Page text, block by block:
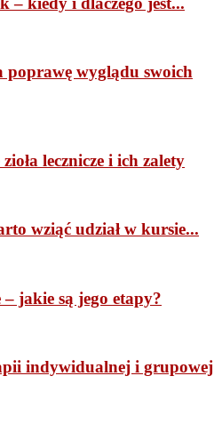
poprawę wyglądu swoich
lecznicze i ich zalety
wziąć udział w kursie...
jakie są jego etapy?
indywidualnej i grupowej